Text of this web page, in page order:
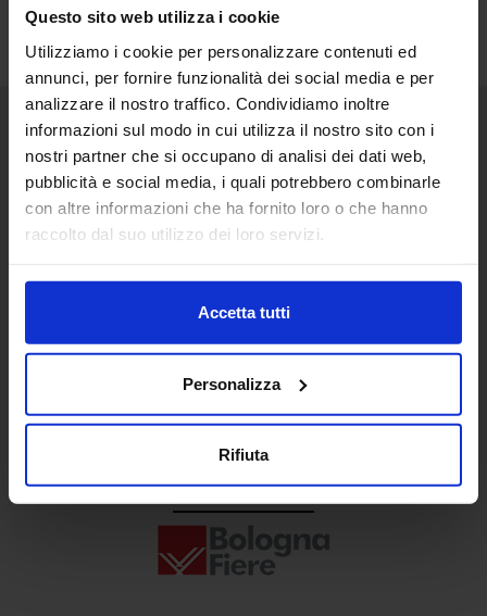
Questo sito web utilizza i cookie
Utilizziamo i cookie per personalizzare contenuti ed
annunci, per fornire funzionalità dei social media e per
analizzare il nostro traffico. Condividiamo inoltre
informazioni sul modo in cui utilizza il nostro sito con i
nostri partner che si occupano di analisi dei dati web,
pubblicità e social media, i quali potrebbero combinarle
con altre informazioni che ha fornito loro o che hanno
raccolto dal suo utilizzo dei loro servizi.
Accetta tutti
Personalizza
Rifiuta
Senaf srl
+ 39 02.332039460
Progetto e direzione